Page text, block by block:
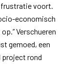
voort.
economisch
Verschueren
gemoed, een
rond